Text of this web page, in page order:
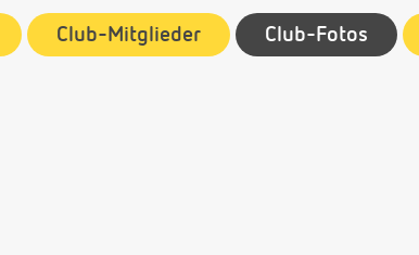
Club-Mitglieder Club-Fotos